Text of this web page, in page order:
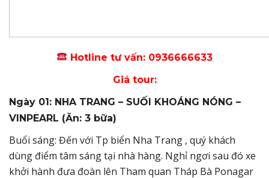
Hotline tư vấn: 0936666633
Giá tour:
Ngày 01: NHA TRANG – SUỐI KHOÁNG NÓNG –
VINPEARL (Ăn: 3 bữa)
Buổi sáng: Đến với Tp biển Nha Trang , quý khách
dùng điểm tâm sáng tại nhà hàng. Nghỉ ngơi sau đó xe
khởi hành đưa đoàn lên Tham quan Tháp Bà Ponagar